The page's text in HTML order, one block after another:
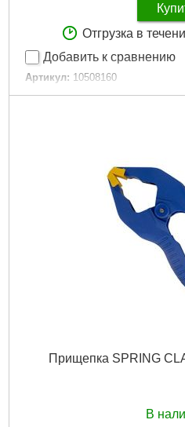
Отгрузка в
Добавить к сравнению
Артикул: 10508160
Код товара: 26.56.76
Прищепка SPRING
В